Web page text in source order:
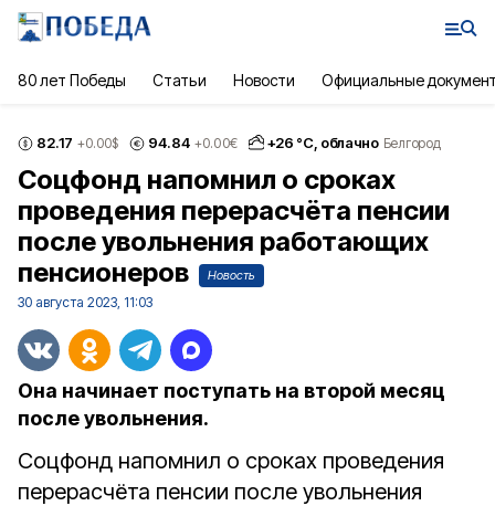
80 лет Победы Статьи Новости Официальные
82.17 +0.00$ 94.84 +0.00€ +26 °С, облачно Белгород
Соцфонд напомнил о сроках
проведения перерасчёта пенсии
после увольнения работающих
пенсионеров
Новость
30 августа 2023, 11:03
Она начинает поступать на второй месяц
после увольнения.
Соцфонд напомнил о сроках проведения
перерасчёта пенсии после увольнения